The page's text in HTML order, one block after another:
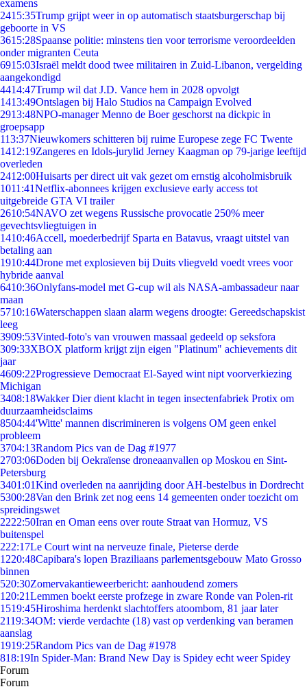
examens
2415:35Trump grijpt weer in op automatisch staatsburgerschap bij
geboorte in VS
3615:28Spaanse politie: minstens tien voor terrorisme veroordeelden
onder migranten Ceuta
6915:03Israël meldt dood twee militairen in Zuid-Libanon, vergelding
aangekondigd
4414:47Trump wil dat J.D. Vance hem in 2028 opvolgt
1413:49Ontslagen bij Halo Studios na Campaign Evolved
2913:48NPO-manager Menno de Boer geschorst na dickpic in
groepsapp
113:37Nieuwkomers schitteren bij ruime Europese zege FC Twente
1412:19Zangeres en Idols-jurylid Jerney Kaagman op 79-jarige leeftijd
overleden
2412:00Huisarts per direct uit vak gezet om ernstig alcoholmisbruik
1011:41Netflix-abonnees krijgen exclusieve early access tot
uitgebreide GTA VI trailer
2610:54NAVO zet wegens Russische provocatie 250% meer
gevechtsvliegtuigen in
1410:46Accell, moederbedrijf Sparta en Batavus, vraagt uitstel van
betaling aan
1910:44Drone met explosieven bij Duits vliegveld voedt vrees voor
hybride aanval
6410:36Onlyfans-model met G-cup wil als NASA-ambassadeur naar
maan
5710:16Waterschappen slaan alarm wegens droogte: Gereedschapskist
leeg
3909:53Vinted-foto's van vrouwen massaal gedeeld op seksfora
309:33XBOX platform krijgt zijn eigen "Platinum" achievements dit
jaar
4609:22Progressieve Democraat El-Sayed wint nipt voorverkiezing
Michigan
3408:18Wakker Dier dient klacht in tegen insectenfabriek Protix om
duurzaamheidsclaims
8504:44'Witte' mannen discrimineren is volgens OM geen enkel
probleem
3704:13Random Pics van de Dag #1977
2703:06Doden bij Oekraïense droneaanvallen op Moskou en Sint-
Petersburg
3401:01Kind overleden na aanrijding door AH-bestelbus in Dordrecht
5300:28Van den Brink zet nog eens 14 gemeenten onder toezicht om
spreidingswet
2222:50Iran en Oman eens over route Straat van Hormuz, VS
buitenspel
222:17Le Court wint na nerveuze finale, Pieterse derde
1220:48Capibara's lopen Braziliaans parlementsgebouw Mato Grosso
binnen
520:30Zomervakantieweerbericht: aanhoudend zomers
1 20:21Lemmen boekt eerste profzege in zware Ronde van Polen-rit
1519:45Hiroshima herdenkt slachtoffers atoombom, 81 jaar later
2119:34OM: vierde verdachte (18) vast op verdenking van beramen
aanslag
1919:25Random Pics van de Dag #1978
818:19In Spider-Man: Brand New Day is Spidey echt weer Spidey
Forum
Forum